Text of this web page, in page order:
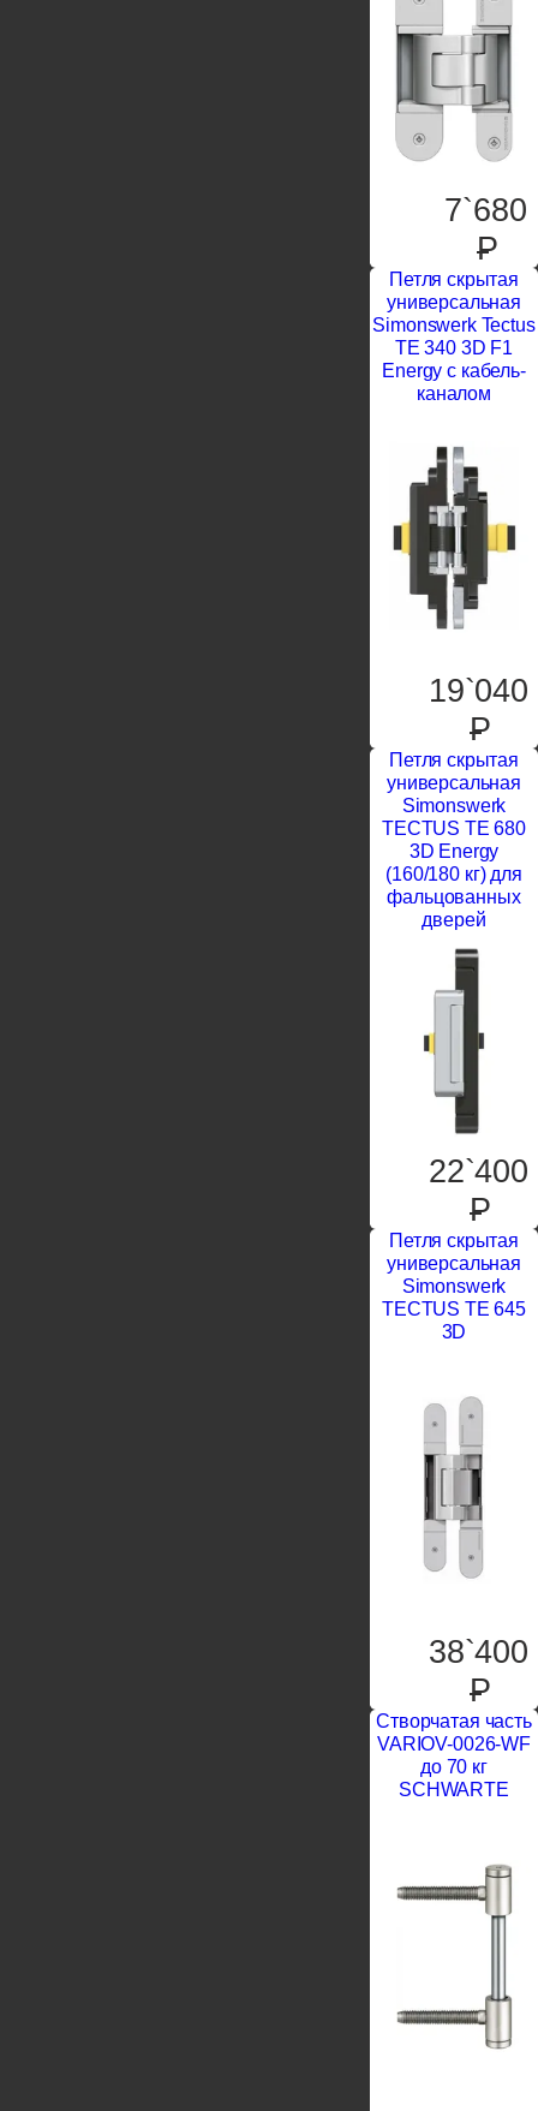
7`680
P
Петля скрытая
универсальная
Simonswerk Tectus
TE 340 3D F1
Energy с кабель-
каналом
19`040
P
Петля скрытая
универсальная
Simonswerk
TECTUS TE 680
3D Energy
(160/180 кг) для
фальцованных
дверей
22`400
P
Петля скрытая
универсальная
Simonswerk
TECTUS TE 645
3D
38`400
P
Створчатая часть
VARIOV-0026-WF
до 70 кг
SCHWARTE